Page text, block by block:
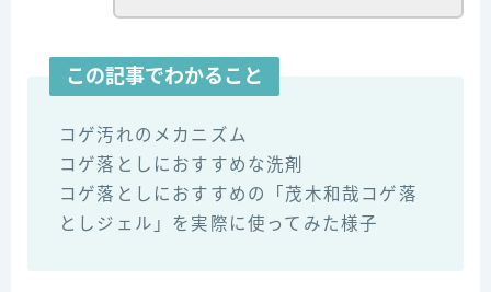
この記事でわかること
コゲ汚れのメカニズム
コゲ落としにおすすめな洗剤
コゲ落としにおすすめの「茂木和哉コゲ落
としジェル」を実際に使ってみた様子